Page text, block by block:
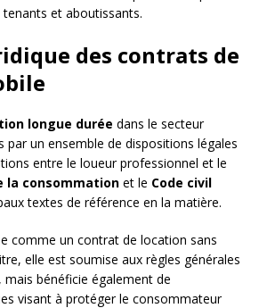
et aboutissants.
des contrats de
longue durée dans le secteur
un ensemble de dispositions légales
entre le loueur professionnel et le
la consommation et le Code civil
textes de référence en la matière.
comme un contrat de location sans
elle est soumise aux règles générales
bénéficie également de
visant à protéger le consommateur